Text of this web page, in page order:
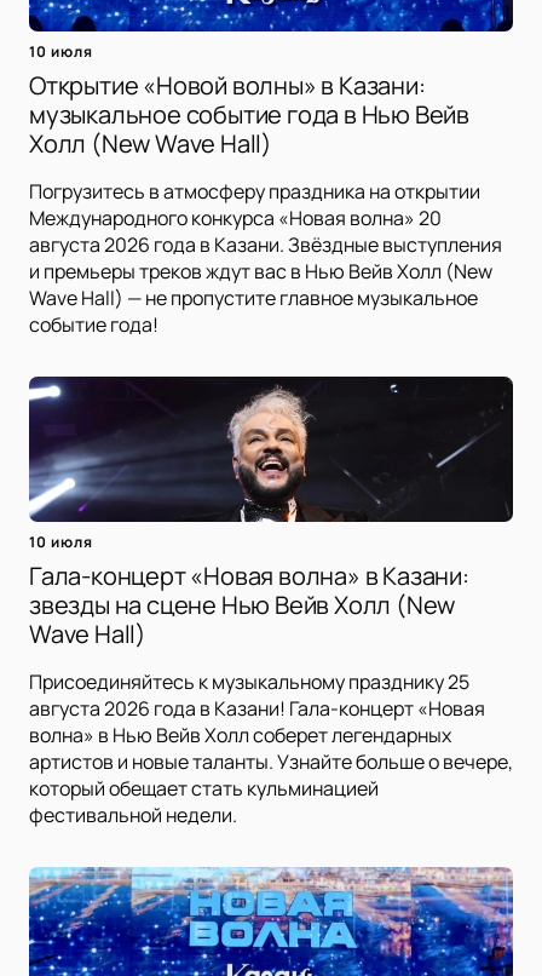
10 июля
Открытие «Новой волны» в Казани:
музыкальное событие года в Нью Вейв
Холл (New Wave Hall)
Погрузитесь в атмосферу праздника на открытии
Международного конкурса «Новая волна» 20
августа 2026 года в Казани. Звёздные выступления
и премьеры треков ждут вас в Нью Вейв Холл (New
Wave Hall) — не пропустите главное музыкальное
событие года!
10 июля
Гала-концерт «Новая волна» в Казани:
звезды на сцене Нью Вейв Холл (New
Wave Hall)
Присоединяйтесь к музыкальному празднику 25
августа 2026 года в Казани! Гала-концерт «Новая
волна» в Нью Вейв Холл соберет легендарных
артистов и новые таланты. Узнайте больше о вечере,
который обещает стать кульминацией
фестивальной недели.